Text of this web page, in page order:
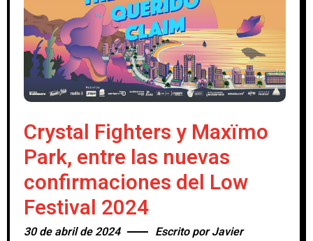
Crystal Fighters y Maxïmo
Park, entre las nuevas
confirmaciones del Low
Festival 2024
30 de abril de 2024 Escrito porJavier